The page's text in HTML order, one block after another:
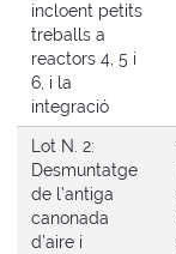
incloent petits
treballs a
reactors 4, 5 i
6, i la
integració
Lot N. 2:
Desmuntatge
de l’antiga
canonada
d’aire i